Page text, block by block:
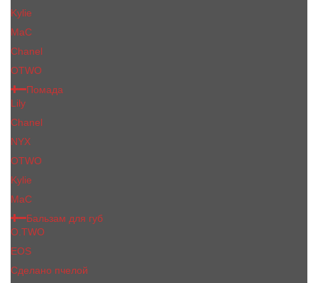
Kylie
MaC
Сhanеl
OTWO
Помада
Lily
Chanel
NYX
OTWO
Kylie
МаС
Бальзам для губ
O.TWO
EOS
Сделано пчелой